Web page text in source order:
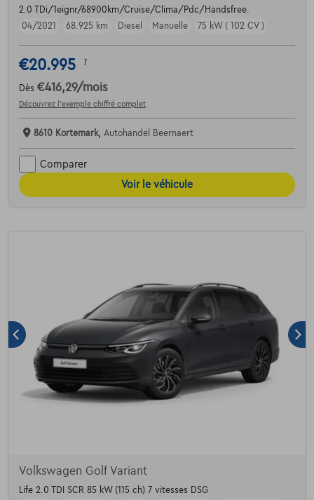
2.0 TDi/1eignr/68900km/Cruise/Clima/Pdc/Handsfree.
04/2021
68.925 km Diesel Manuelle 75 kW ( 102 CV )
€20.995 1
Dès €416,29/mois
Découvrez l’exemple chiffré complet
8610 Kortemark, Autohandel Beernaert
Comparer
Voir le véhicule
Volkswagen Golf Variant
Life 2.0 TDI SCR 85 kW (115 ch) 7 vitesses DSG